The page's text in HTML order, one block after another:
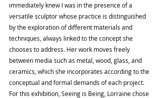
immediately knew I was in the presence of a
versatile sculptor whose practice is distinguished
by the exploration of different materials and
techniques, always linked to the concept she
chooses to address. Her work moves freely
between media such as metal, wood, glass, and
ceramics, which she incorporates according to the
conceptual and formal demands of each project.
For this exhibition, Seeing is Being, Lorraine chose